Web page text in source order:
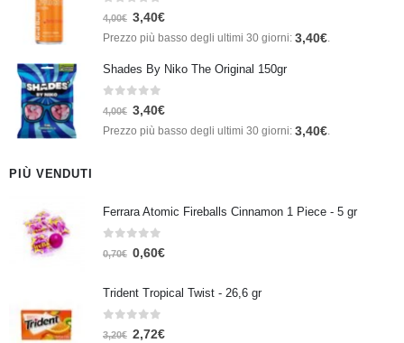
Su 5
4,00€ 3,40€
Prezzo più basso degli ultimi 30 giorni: 3,40€
Shades By Niko The Original 150gr
Su 5
4,00€ 3,40€
Prezzo più basso degli ultimi 30 giorni: 3,40€.
PIÙ VENDUTI
Ferrara Atomic Fireballs Cinnamon 1 Piece - 5 gr
Su 5
0,70€ 0,60€
Trident Tropical Twist - 26,6 gr
Su 5
3,20€ 2,72€